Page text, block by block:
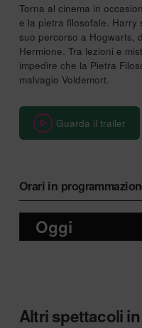
Torna al cinema in
e la pietra filosofale. Harry
suo percorso a Hogwarts,
Hermione. Tra lezioni e
impedire che la Pietra
malvagio Voldemort.
Guarda il trailer
Orari in
Oggi
Altri spettacoli